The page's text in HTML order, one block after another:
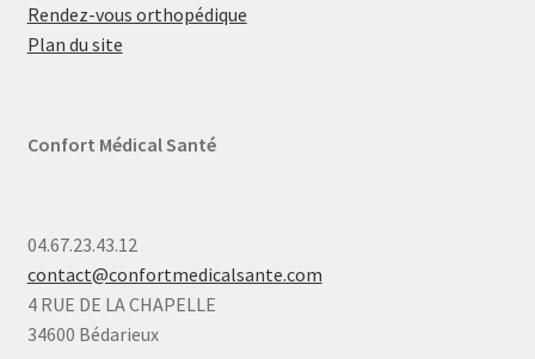
Rendez-vous orthopédique
Plan du site
Confort Médical Santé
04.67.23.43.12
contact@confortmedicalsante.com
4 RUE DE LA CHAPELLE
34600 Bédarieux